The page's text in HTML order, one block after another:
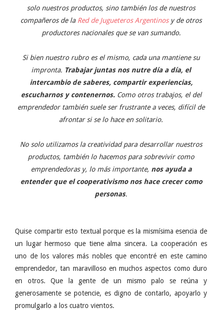
solo nuestros productos, sino también los de nuestros
compañeros de la Red de Jugueteros Argentinosy de otros
productores nacionales que se van sumando.
Si bien nuestro rubro es el mismo, cada una mantiene su
impronta. Trabajar juntas nos nutre día a día, el
intercambio de saberes, compartir experiencias,
escucharnos y contenernos. Como otros trabajos, el del
emprendedor también suele ser frustrante a veces, difícil de
afrontar si se lo hace en solitario.
No solo utilizamos la creatividad para desarrollar nuestros
productos, también lo hacemos para sobrevivir como
emprendedoras y, lo más importante, nos ayuda a
entender que el cooperativismo nos hace crecer como
personas.
Quise compartir esto textual porque es la mismísima esencia de
un lugar hermoso que tiene alma sincera. La cooperación es
uno de los valores más nobles que encontré en este camino
emprendedor, tan maravilloso en muchos aspectos como duro
en otros. Que la gente de un mismo palo se reúna y
generosamente se potencie, es digno de contarlo, apoyarlo y
promulgarlo a los cuatro vientos.